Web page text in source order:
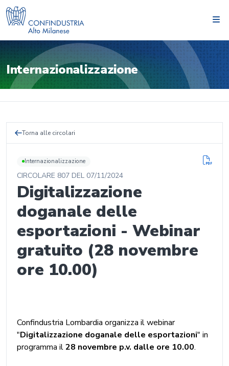
Internazionalizzazione
Torna alle circolari
Internazionalizzazione
CIRCOLARE 807 DEL 07/11/2024
Digitalizzazione
doganale delle
esportazioni - Webinar
gratuito (28 novembre
ore 10.00)
Confindustria Lombardia organizza il webinar
"Digitalizzazione doganale delle esportazioni" in
programma il28 novembre p.v. dalle ore 10.00.